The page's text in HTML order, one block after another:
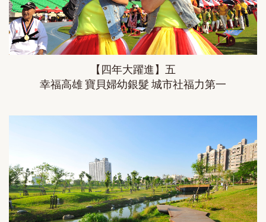
【四年大躍進】五
幸福高雄 寶貝婦幼銀髮 城市社福力第一